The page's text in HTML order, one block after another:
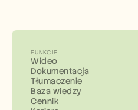
FUNKCJE
Wideo
Dokumentacja
Tłumaczenie
Baza wiedzy
Cennik